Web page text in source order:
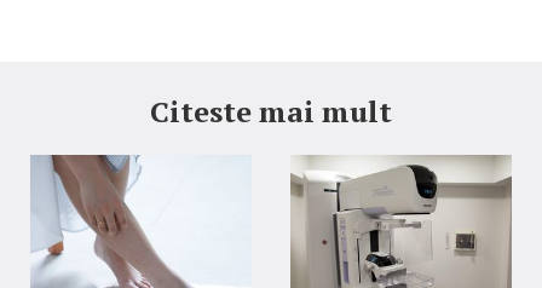
Citeste mai mult